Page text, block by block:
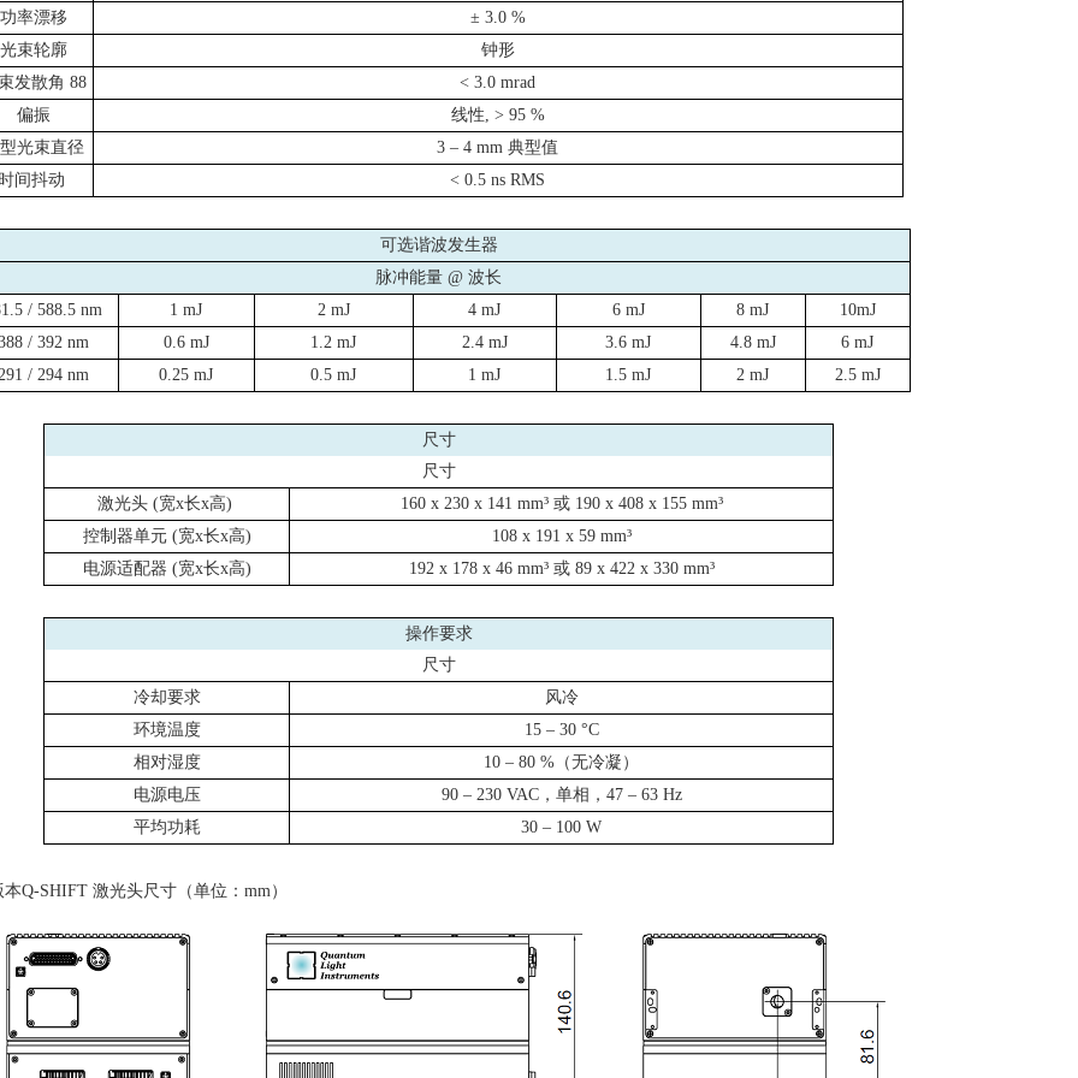
功率漂移 ± 3.0 %
光束轮廓
钟形
发散角 88
< 3.0 mrad
偏振
线性, > 95 %
光束直径
3 – 4 mm 典型值
时间抖动
< 0.5 ns RMS
可选谐波发生器
脉冲能量 @ 波长
/ 588.5 nm
1 mJ 2 mJ 4 mJ 6 mJ 8 mJ
10mJ
/ 392 nm
0.6 mJ 1.2 mJ 2.4 mJ 3.6 mJ 4.8 mJ
6 mJ
/ 294 nm
0.25 mJ 0.5 mJ 1 mJ 1.5 mJ 2 mJ 2.5 mJ
尺寸
尺寸
激光头(宽x长x高) 160 x 230 x 141 mm³ 或190 x 408 x 155 mm³
控制器单元(宽x长x高)
108 x 191 x 59 mm³
电源适配器 (宽x长x高) 192 x 178 x 46 mm³ 或89 x 422 x 330 mm³
操作要求
尺寸
冷却要求
风冷
环境温度
15 – 30 °C
相对湿度
10 – 80 % （无冷凝）
电源电压
90 – 230 VAC，单相， 47 – 63 Hz
平均功耗
30 – 100 W
本Q-SHIFT 激光头尺寸（单位： mm）